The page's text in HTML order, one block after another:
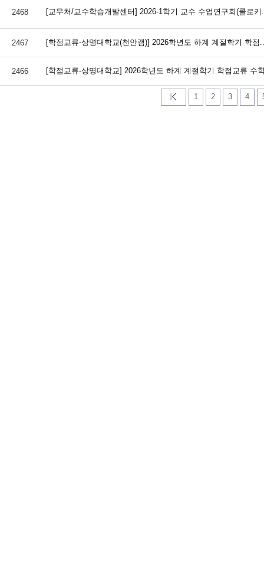
2468 [교무처/교수학습개발센터] 2026-1학기 교수 수업연구회(콜로키
2467 [학점교류-상명대학교(천안캠)] 2026학년도 하계 계절학기 학점
2466 [학점교류-상명대학교] 2026학년도 하계 계절학기 학점교류 수
1 2 3 4